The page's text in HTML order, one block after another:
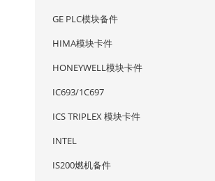
GE PLC模块备件
HIMA模块卡件
HONEYWELL模块卡件
IC693/1C697
ICS TRIPLEX 模块卡件
INTEL
IS200燃机备件